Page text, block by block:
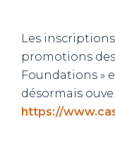
Les
promotions
Foundations »
désormais
https://